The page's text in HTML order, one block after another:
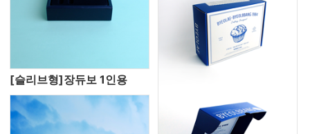
[슬리브형]장듀보 1인용